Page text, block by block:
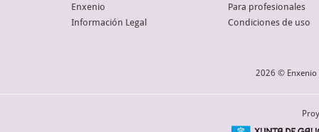
Enxenio
Información Legal
Para profesionales
Condiciones de uso
2026 © Enxenio